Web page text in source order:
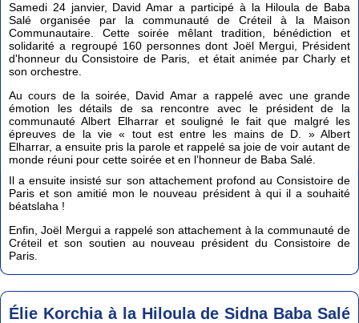
Samedi 24 janvier, David Amar a participé à la Hiloula de Baba
Salé organisée par la communauté de Créteil à la Maison
Communautaire. Cette soirée mêlant tradition, bénédiction et
solidarité a regroupé 160 personnes dont Joël Mergui, Président
d'honneur du Consistoire de Paris, et était animée par Charly et
son orchestre.
Au cours de la soirée, David Amar a rappelé avec une grande
émotion les détails de sa rencontre avec le président de la
communauté Albert Elharrar et souligné le fait que malgré les
épreuves de la vie « tout est entre les mains de D. » Albert
Elharrar, a ensuite pris la parole et rappelé sa joie de voir autant de
monde réuni pour cette soirée et en l’honneur de Baba Salé.
Il a ensuite insisté sur son attachement profond au Consistoire de
Paris et son amitié mon le nouveau président à qui il a souhaité
béatslaha !
Enfin, Joël Mergui a rappelé son attachement à la communauté de
Créteil et son soutien au nouveau président du Consistoire de
Paris.
Élie Korchia à la Hiloula de Sidna Baba Salé